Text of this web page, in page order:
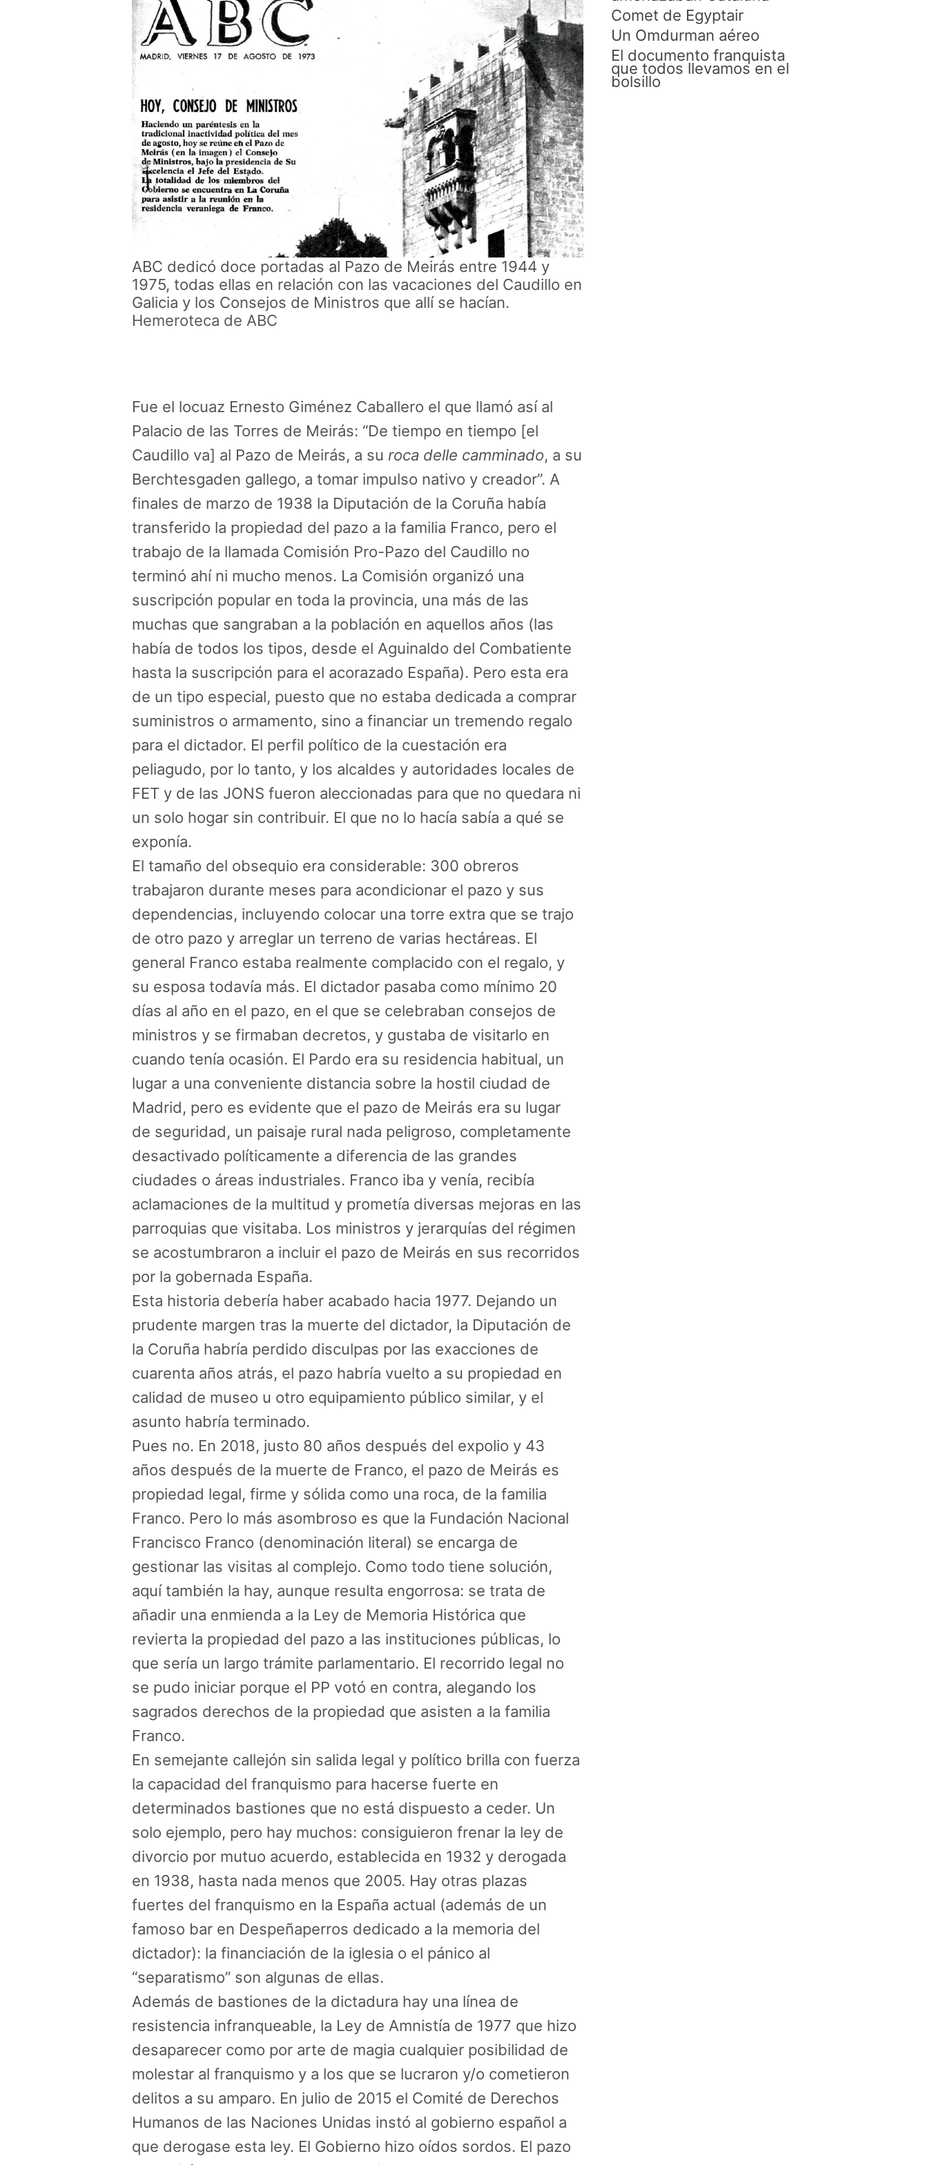
ABC dedicó doce portadas al Pazo de Meirás entre 1944 y
1975, todas ellas en relación con las vacaciones del Caudillo en
Galicia y los Consejos de Ministros que allí se hacían.
Hemeroteca de ABC
Fue el locuaz Ernesto Giménez Caballero el que llamó así al
Palacio de las Torres de Meirás: “De tiempo en tiempo [el
Caudillo va] al Pazo de Meirás, a su roca delle camminado, a su
Berchtesgaden gallego, a tomar impulso nativo y creador”. A
finales de marzo de 1938 la Diputación de la Coruña había
transferido la propiedad del pazo a la familia Franco, pero el
trabajo de la llamada Comisión Pro-Pazo del Caudillo no
terminó ahí ni mucho menos. La Comisión organizó una
suscripción popular en toda la provincia, una más de las
muchas que sangraban a la población en aquellos años (las
había de todos los tipos, desde el Aguinaldo del Combatiente
hasta la suscripción para el acorazado España). Pero esta era
de un tipo especial, puesto que no estaba dedicada a comprar
suministros o armamento, sino a financiar un tremendo regalo
para el dictador. El perfil político de la cuestación era
peliagudo, por lo tanto, y los alcaldes y autoridades locales de
FET y de las JONS fueron aleccionadas para que no quedara ni
un solo hogar sin contribuir. El que no lo hacía sabía a qué se
exponía.
El tamaño del obsequio era considerable: 300 obreros
trabajaron durante meses para acondicionar el pazo y sus
dependencias, incluyendo colocar una torre extra que se trajo
de otro pazo y arreglar un terreno de varias hectáreas. El
general Franco estaba realmente complacido con el regalo, y
su esposa todavía más. El dictador pasaba como mínimo 20
días al año en el pazo, en el que se celebraban consejos de
ministros y se firmaban decretos, y gustaba de visitarlo en
cuando tenía ocasión. El Pardo era su residencia habitual, un
lugar a una conveniente distancia sobre la hostil ciudad de
Madrid, pero es evidente que el pazo de Meirás era su lugar
de seguridad, un paisaje rural nada peligroso, completamente
desactivado políticamente a diferencia de las grandes
ciudades o áreas industriales. Franco iba y venía, recibía
aclamaciones de la multitud y prometía diversas mejoras en las
parroquias que visitaba. Los ministros y jerarquías del régimen
se acostumbraron a incluir el pazo de Meirás en sus recorridos
por la gobernada España.
Esta historia debería haber acabado hacia 1977. Dejando un
prudente margen tras la muerte del dictador, la Diputación de
la Coruña habría perdido disculpas por las exacciones de
cuarenta años atrás, el pazo habría vuelto a su propiedad en
calidad de museo u otro equipamiento público similar, y el
asunto habría terminado.
Pues no. En 2018, justo 80 años después del expolio y 43
años después de la muerte de Franco, el pazo de Meirás es
propiedad legal, firme y sólida como una roca, de la familia
Franco. Pero lo más asombroso es que la Fundación Nacional
Francisco Franco (denominación literal) se encarga de
gestionar las visitas al complejo. Como todo tiene solución,
aquí también la hay, aunque resulta engorrosa: se trata de
añadir una enmienda a la Ley de Memoria Histórica que
revierta la propiedad del pazo a las instituciones públicas, lo
que sería un largo trámite parlamentario. El recorrido legal no
se pudo iniciar porque el PP votó en contra, alegando los
sagrados derechos de la propiedad que asisten a la familia
Franco.
En semejante callejón sin salida legal y político brilla con fuerza
la capacidad del franquismo para hacerse fuerte en
determinados bastiones que no está dispuesto a ceder. Un
solo ejemplo, pero hay muchos: consiguieron frenar la ley de
divorcio por mutuo acuerdo, establecida en 1932 y derogada
en 1938, hasta nada menos que 2005. Hay otras plazas
fuertes del franquismo en la España actual (además de un
famoso bar en Despeñaperros dedicado a la memoria del
dictador): la financiación de la iglesia o el pánico al
“separatismo” son algunas de ellas.
Además de bastiones de la dictadura hay una línea de
resistencia infranqueable, la Ley de Amnistía de 1977 que hizo
desaparecer como por arte de magia cualquier posibilidad de
molestar al franquismo y a los que se lucraron y/o cometieron
delitos a su amparo. En julio de 2015 el Comité de Derechos
Humanos de las Naciones Unidas instó al gobierno español a
que derogase esta ley. El Gobierno hizo oídos sordos. El pazo
Comet de Egyptair
Un Omdurman aéreo
El documento franquista
que todos llevamos en el
bolsillo